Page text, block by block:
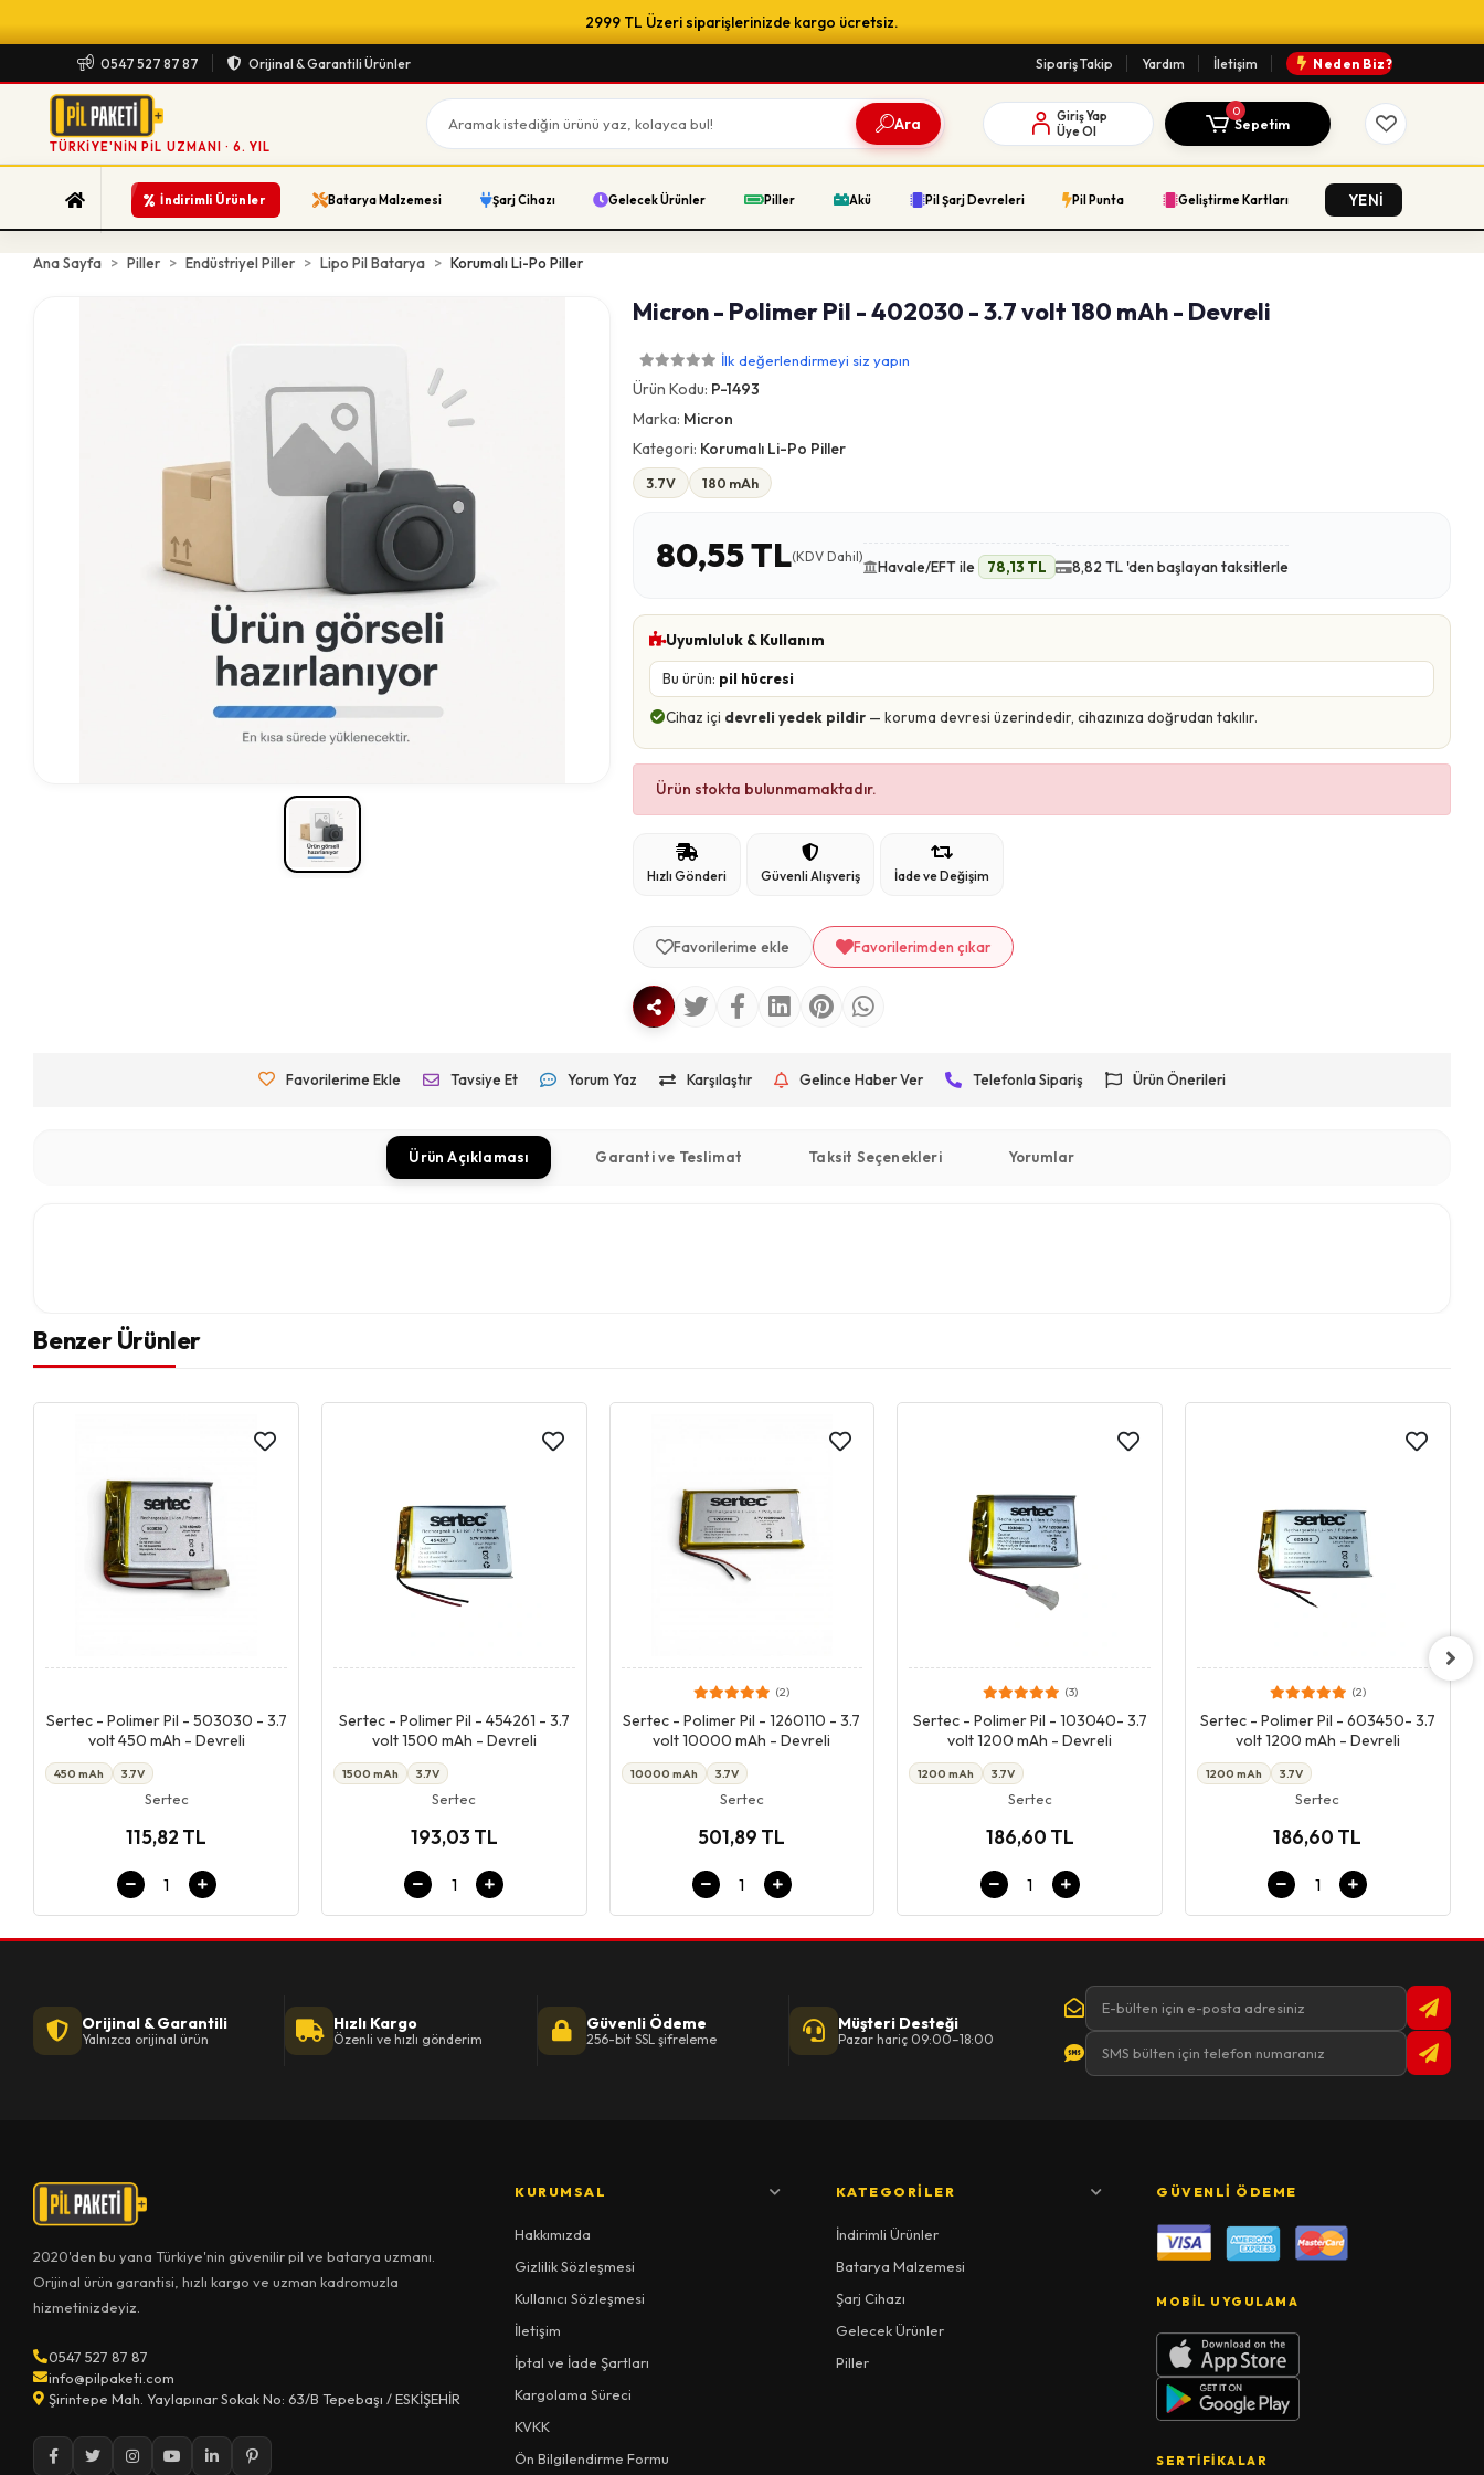
2999 TL Üzeri siparişlerinizde kargo ücretsiz.
0547 527 87 87 Orijinal & Garantili Ürünler Sipariş Takip Yardım İletişim Neden Biz?
TÜRKIYE'NIN PIL UZMANI · 6. YIL
Ara
Giriş Yap
Üye Ol
0
Sepetim
% İndirimli Ürünler Batarya Malzemesi Şarj Cihazı Gelecek Ürünler Piller Akü Pil Şarj Devreleri Pil Punta Geliştirme Kartları YENİ
Ana Sayfa Piller Endüstriyel Piller Lipo Pil Batarya Korumalı Li-Po Piller
Micron - Polimer Pil - 402030 - 3.7 volt 180 mAh - Devreli
İlk değerlendirmeyi siz yapın
Ürün Kodu: P-1493
Marka: Micron
Kategori: Korumalı Li-Po Piller
3.7V 180 mAh
80,55 TL(KDV Dahil)
Havale/EFT ile 78,13 TL 8,82 TL 'den başlayan taksitlerle
Uyumluluk & Kullanım
Bu ürün: pil hücresi
Cihaz içi devreli yedek pildir — koruma devresi üzerindedir, cihazınıza doğrudan takılır.
Ürün stokta bulunmamaktadır.
Hızlı Gönderi Güvenli Alışveriş İade ve Değişim
Favorilerime ekle Favorilerimden çıkar
Favorilerime Ekle Tavsiye Et Yorum Yaz Karşılaştır Gelince Haber Ver Telefonla Sipariş Ürün Önerileri
Ürün Açıklaması Garanti ve Teslimat Taksit Seçenekleri Yorumlar
Benzer Ürünler
Sertec - Polimer Pil - 503030 - 3.7
volt 450 mAh - Devreli
450 mAh 3.7V
Sertec
115,82 TL
Sertec - Polimer Pil - 454261 - 3.7
volt 1500 mAh - Devreli
1500 mAh 3.7V
Sertec
193,03 TL
(2)
Sertec - Polimer Pil - 1260110 - 3.7
volt 10000 mAh - Devreli
10000 mAh 3.7V
Sertec
501,89 TL
(3)
Sertec - Polimer Pil - 103040- 3.7
volt 1200 mAh - Devreli
1200 mAh 3.7V
Sertec
186,60 TL
(2)
Sertec - Polimer Pil - 603450- 3.7
volt 1200 mAh - Devreli
1200 mAh 3.7V
Sertec
186,60 TL
Orijinal & Garantili
Yalnızca orijinal ürün
Hızlı Kargo
Özenli ve hızlı gönderim
Güvenli Ödeme
256-bit SSL şifreleme
Müşteri Desteği
Pazar hariç 09:00–18:00
2020'den bu yana Türkiye'nin güvenilir pil ve batarya uzmanı.
Orijinal ürün garantisi, hızlı kargo ve uzman kadromuzla
hizmetinizdeyiz.
0547 527 87 87
info@pilpaketi.com
Şirintepe Mah. Yaylapınar Sokak No: 63/B Tepebaşı / ESKİŞEHİR
KURUMSAL
Hakkımızda
Gizlilik Sözleşmesi
Kullanıcı Sözleşmesi
İletişim
İptal ve İade Şartları
Kargolama Süreci
KVKK
Ön Bilgilendirme Formu
KATEGORILER
İndirimli Ürünler
Batarya Malzemesi
Şarj Cihazı
Gelecek Ürünler
Piller
GÜVENLI ÖDEME
MOBIL UYGULAMA
SERTIFIKALAR